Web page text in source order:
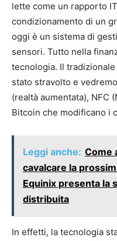
lette come un rapporto
condizionamento di un
oggi è un sistema di
sensori. Tutto nella
tecnologia. Il
stato stravolto e
(realtà aumentata), NFC
Bitcoin che modificano i
Leggi anche: Come
cavalcare la
Equinix presenta la
distribuita
In effetti, la tecnologia